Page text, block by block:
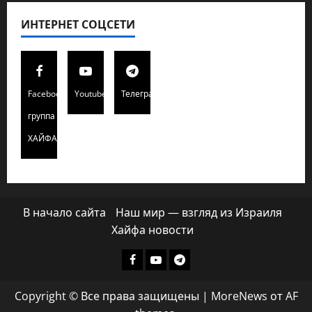
ИНТЕРНЕТ СОЦСЕТИ
Facebook
группа
ХАЙФАИНФО
Youtube Телеграмм
В начало сайта
Наш мир — взгляд из Израиля
Хайфа новости
Facebook
ХАЙФАИНФО
YoutubeТелеграмм
Copyright © Все права защищены | MoreNews от AF